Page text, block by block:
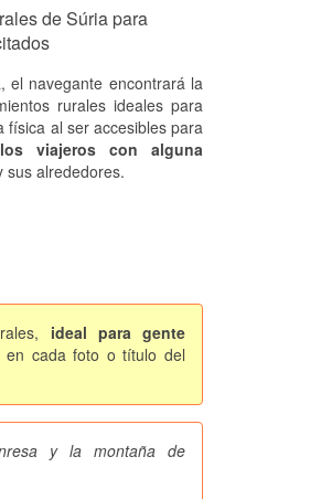
de Súria para
el navegante encontrará la
rurales ideales para
física al ser accesibles para
viajeros con alguna
alrededores.
ideal para gente
cada foto o título del
y la montaña de